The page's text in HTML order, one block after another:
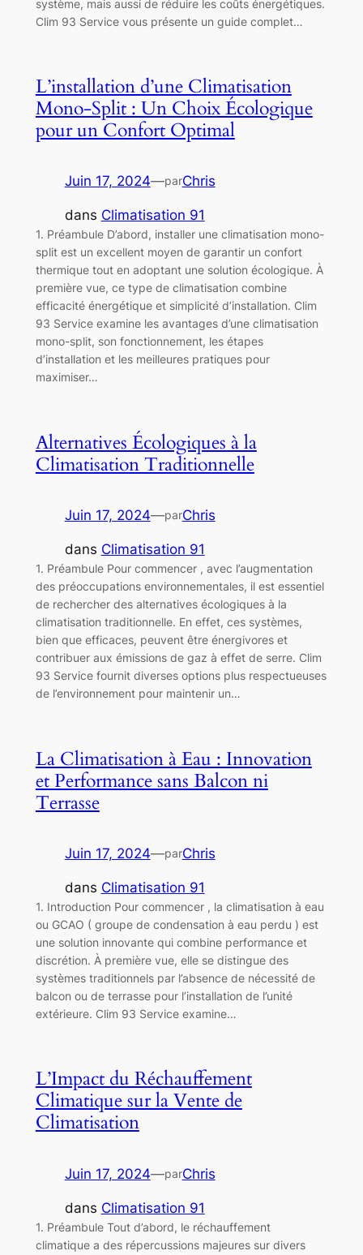
système, mais aussi de réduire les coûts énergétiques.
Clim 93 Service vous présente un guide complet…
L’installation d’une Climatisation
Mono-Split : Un Choix Écologique
pour un Confort Optimal
Juin 17, 2024—parChris
dans Climatisation 91
1. Préambule D’abord, installer une climatisation mono-
split est un excellent moyen de garantir un confort
thermique tout en adoptant une solution écologique. À
première vue, ce type de climatisation combine
efficacité énergétique et simplicité d’installation. Clim
93 Service examine les avantages d’une climatisation
mono-split, son fonctionnement, les étapes
d’installation et les meilleures pratiques pour
maximiser…
Alternatives Écologiques à la
Climatisation Traditionnelle
Juin 17, 2024—parChris
dans Climatisation 91
1. Préambule Pour commencer , avec l’augmentation
des préoccupations environnementales, il est essentiel
de rechercher des alternatives écologiques à la
climatisation traditionnelle. En effet, ces systèmes,
bien que efficaces, peuvent être énergivores et
contribuer aux émissions de gaz à effet de serre. Clim
93 Service fournit diverses options plus respectueuses
de l’environnement pour maintenir un…
La Climatisation à Eau : Innovation
et Performance sans Balcon ni
Terrasse
Juin 17, 2024—parChris
dans Climatisation 91
1. Introduction Pour commencer , la climatisation à eau
ou GCAO ( groupe de condensation à eau perdu ) est
une solution innovante qui combine performance et
discrétion. À première vue, elle se distingue des
systèmes traditionnels par l’absence de nécessité de
balcon ou de terrasse pour l’installation de l’unité
extérieure. Clim 93 Service examine…
L’Impact du Réchauffement
Climatique sur la Vente de
Climatisation
Juin 17, 2024—parChris
dans Climatisation 91
1. Préambule Tout d’abord, le réchauffement
climatique a des répercussions majeures sur divers